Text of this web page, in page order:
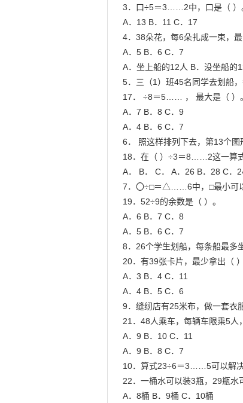
3．口÷5＝3……2中，口是（ ）
A．13 B．11 C．17
4．38朵花，每6朵扎成一束，最
A．5 B．6 C．7
A．坐上船的12人 B．没坐船的
5．三（1）班45名同学去划船
17． ÷8＝5…… ， 最大是（ ）
A．7 B．8 C．9
A．4 B．6 C．7
6． 照这样排列下去，第13个图
18．在（ ）÷3＝8……2这一算
A． B． C． A．26 B．28 C．
7．〇÷□＝△……6中，□最小可
19．52÷9的余数是（ ）。
A．6 B．7 C．8
A．5 B．6 C．7
8．26个学生划船，每条船最多
20．有39张卡片，最少拿出（
A．3 B．4 C．11
A．4 B．5 C．6
9．缝纫店有25米布，做一套衣
21．48人乘车，每辆车限乘5人
A．9 B．10 C．11
A．9 B．8 C．7
10．算式23÷6＝3……5可以解决
22．一桶水可以装3瓶，29瓶水
A．8桶 B．9桶 C．10桶